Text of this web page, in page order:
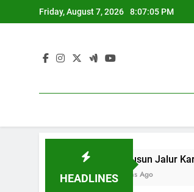
to
Friday, August 7, 2026 8:07:06 PM
HEADLINES
3 Months Ago